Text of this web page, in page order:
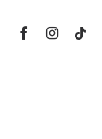
facebookinstagram
tiktok